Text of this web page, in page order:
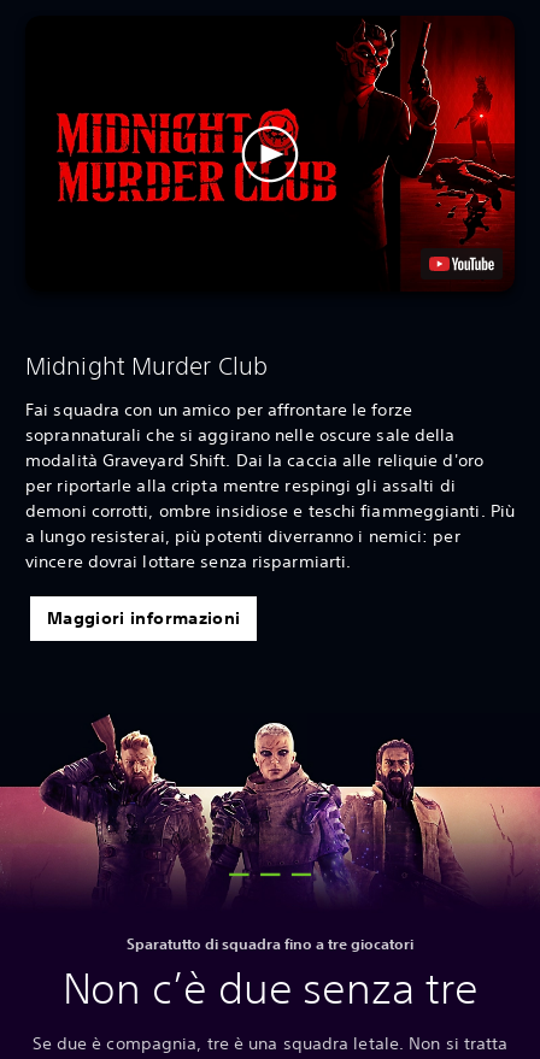
Midnight Murder Club
Fai squadra con un amico per affrontare le forze
soprannaturali che si aggirano nelle oscure sale della
modalità Graveyard Shift. Dai la caccia alle reliquie d'oro
per riportarle alla cripta mentre respingi gli assalti di
demoni corrotti, ombre insidiose e teschi fiammeggianti. Più
a lungo resisterai, più potenti diverranno i nemici: per
vincere dovrai lottare senza risparmiarti.
Maggiori informazioni
Sparatutto di squadra fino a tre giocatori
Non c’è due senza tre
Se due è compagnia, tre è una squadra letale. Non si tratta